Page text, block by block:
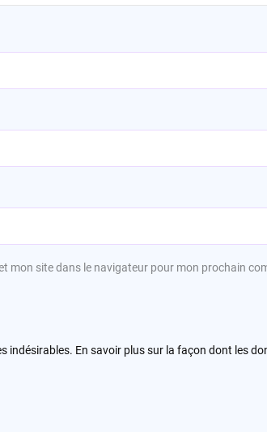
mon site dans le navigateur pour mon prochain
indésirables. En savoir plus sur la façon dont les